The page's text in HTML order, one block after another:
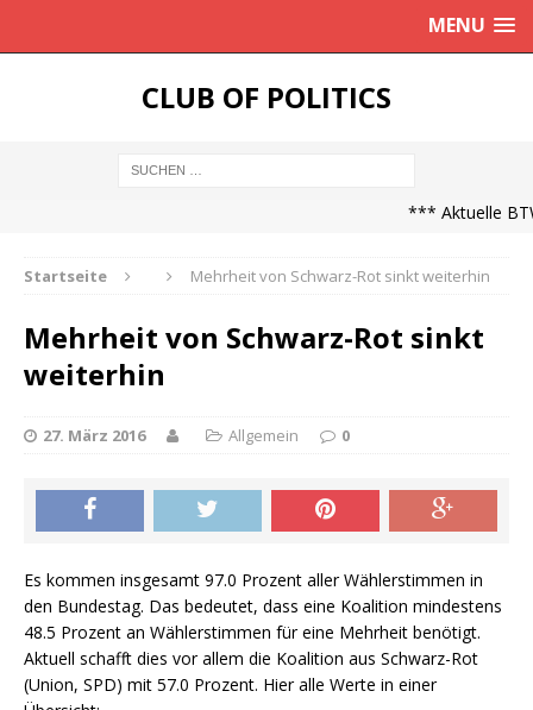
MENU
CLUB OF POLITICS
*** Aktuelle
Startseite Mehrheit von Schwarz-Rot sinkt weiterhin
Mehrheit von Schwarz-Rot sinkt
weiterhin
27. März 2016 Allgemein 0
Es kommen insgesamt 97.0 Prozent aller Wählerstimmen in
den Bundestag. Das bedeutet, dass eine Koalition mindestens
48.5 Prozent an Wählerstimmen für eine Mehrheit benötigt.
Aktuell schafft dies vor allem die Koalition aus Schwarz-Rot
(Union, SPD) mit 57.0 Prozent. Hier alle Werte in einer